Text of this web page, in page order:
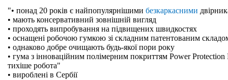
"• понад 20 років є найпопулярнішими безкаркасними
• мають консервативний зовнішній вигляд
• проходять випробування на підвищених швидкостях
• оснащені робочою гумкою зі складним патентованим
• однаково добре очищають будь-якої пори року
• гума з інноваційним полімерним покриттям Power
тихіше робота"
• вироблені в Сербії